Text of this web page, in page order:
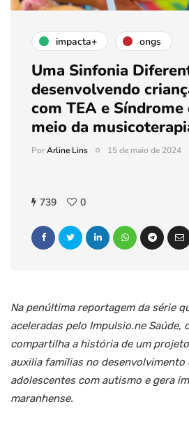
impacta+ ongs
Uma Sinfonia
desenvolvendo
com TEA e
meio da
PorArline Lins 15 de maio de 2024
739 0
Na penúltima reportagem da série
aceleradas pelo Impulsio.ne Saúde,
compartilha a história de um
auxilia famílias no desenvolvimento
adolescentes com autismo e gera
maranhense.